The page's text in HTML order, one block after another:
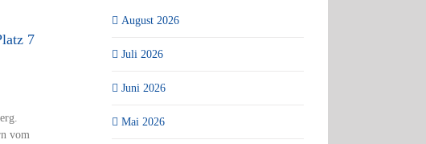
7
vom
August 2026
Juli 2026
Juni 2026
Mai 2026